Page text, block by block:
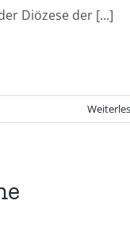
Diözese der [...]